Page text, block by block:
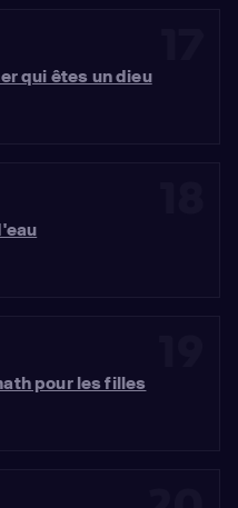
qui êtes un dieu
pour les filles